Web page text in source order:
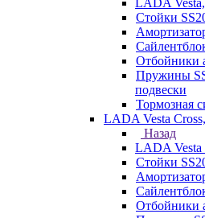
LADA
Стойки
Отбойники
Пружины
подвески
Тормозная
LADA Vesta
Назад
LADA Vesta
Стойки
Отбойники